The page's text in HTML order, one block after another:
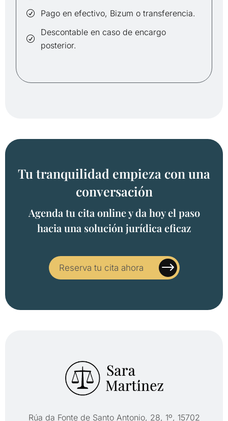
Pago en efectivo, Bizum o transferencia.
Descontable en caso de encargo
posterior.
Tu tranquilidad empieza con una
conversación
Agenda tu cita online y da hoy el paso
hacia una solución jurídica eficaz
Reserva tu cita ahora
Rúa da Fonte de Santo Antonio, 28, 1º, 15702